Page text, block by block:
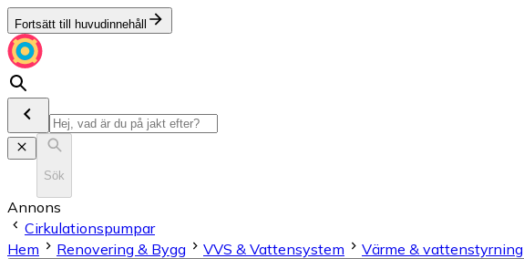
Fortsätt till huvudinnehåll
Sök
Annons
Cirkulationspumpar
Hem
Renovering & Bygg VVS & Vattensystem Värme & vattenstyrning